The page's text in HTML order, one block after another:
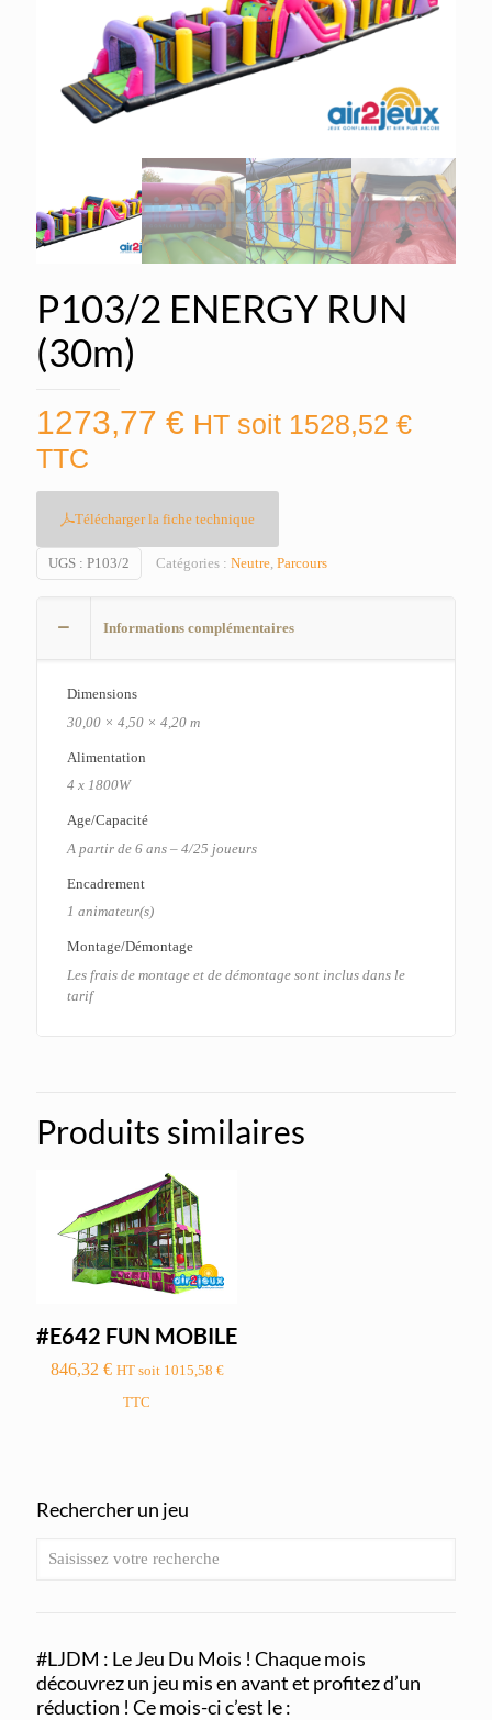
P103/2 ENERGY RUN
(30m)
1273,77 € HT soit 1528,52 €
TTC
Télécharger la fiche technique
UGS : P103/2 Catégories : Neutre Parcours
Informations complémentaires
Dimensions
30,00 × 4,50 × 4,20 m
Alimentation
4 x 1800W
Age/Capacité
A partir de 6 ans – 4/25 joueurs
Encadrement
1 animateur(s)
Montage/Démontage
Les frais de montage et de démontage sont inclus dans le
tarif
Produits similaires
#E642 FUN MOBILE
846,32 € HT soit 1015,58 €
TTC
Rechercher un jeu
#LJDM : Le Jeu Du Mois ! Chaque mois
découvrez un jeu mis en avant et profitez d’un
réduction ! Ce mois-ci c’est le :